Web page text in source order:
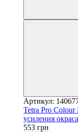
Артикул:
Tetra Pro
усиления
553 грн